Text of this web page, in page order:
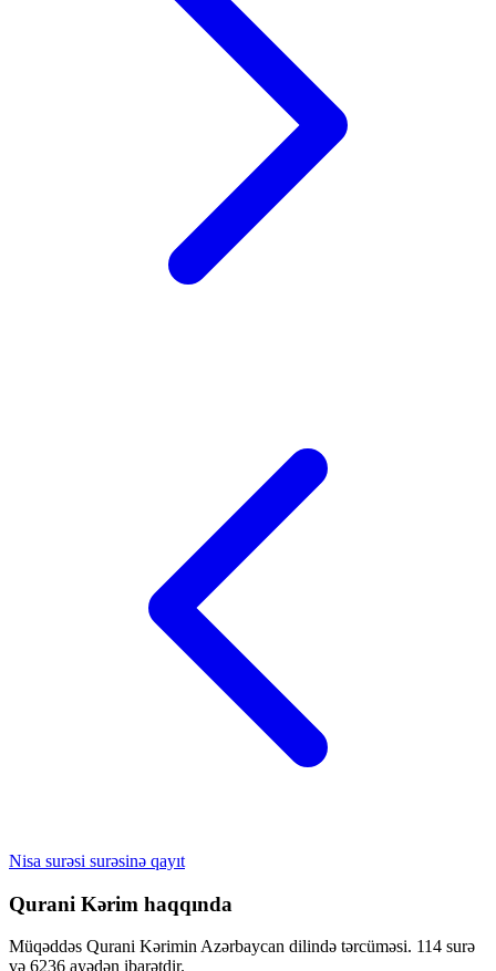
Nisa surəsi surəsinə qayıt
Qurani Kərim haqqında
Müqəddəs Qurani Kərimin Azərbaycan dilində tərcüməsi. 114 surə
və 6236 ayədən ibarətdir.